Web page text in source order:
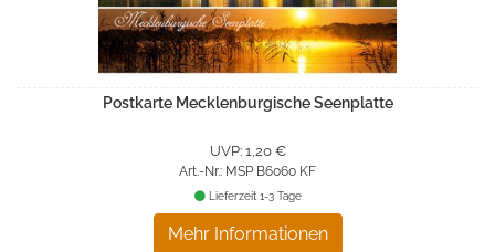
Postkarte Mecklenburgische Seenplatte
UVP: 1,20 €
Art.-Nr.: MSP B6060 KF
Mehr Informationen
Lieferzeit 1-3 Tage